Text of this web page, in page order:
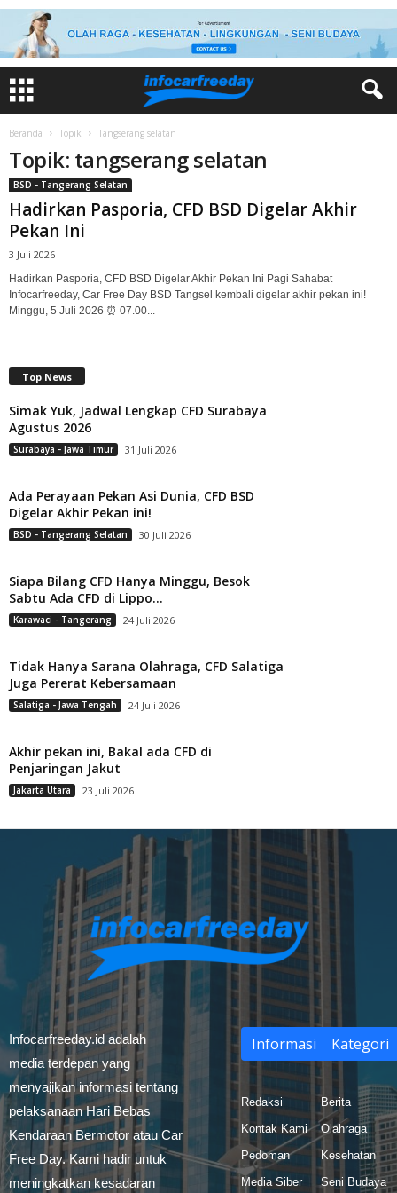
Beranda Topik Tangserang selatan
Topik: tangserang selatan
BSD - Tangerang Selatan
Hadirkan Pasporia, CFD BSD Digelar Akhir
Pekan Ini
3 Juli 2026
Hadirkan Pasporia, CFD BSD Digelar Akhir Pekan Ini Pagi Sahabat
Infocarfreeday, Car Free Day BSD Tangsel kembali digelar akhir pekan ini! ️
Minggu, 5 Juli 2026 ⏰ 07.00...
Top News
Simak Yuk, Jadwal Lengkap CFD Surabaya
Agustus 2026
Surabaya - Jawa Timur 31 Juli 2026
Ada Perayaan Pekan Asi Dunia, CFD BSD
Digelar Akhir Pekan ini!
BSD - Tangerang Selatan 30 Juli 2026
Siapa Bilang CFD Hanya Minggu, Besok
Sabtu Ada CFD di Lippo...
Karawaci - Tangerang 24 Juli 2026
Tidak Hanya Sarana Olahraga, CFD Salatiga
Juga Pererat Kebersamaan
Salatiga - Jawa Tengah 24 Juli 2026
Akhir pekan ini, Bakal ada CFD di
Penjaringan Jakut
Jakarta Utara 23 Juli 2026
Infocarfreeday.id adalah
media terdepan yang
menyajikan informasi tentang
pelaksanaan Hari Bebas
Kendaraan Bermotor atau Car
Free Day. Kami hadir untuk
meningkatkan kesadaran
Informasi
Redaksi
Kontak Kami
Pedoman
Media Siber
Kategori
Berita
Olahraga
Kesehatan
Seni Budaya